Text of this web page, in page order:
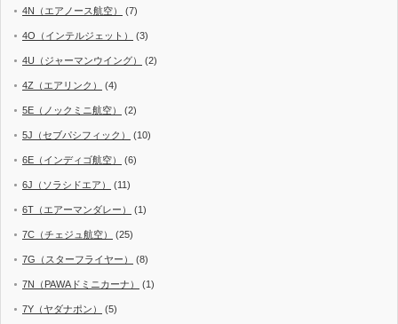
4N（エアノース航空） (7)
4O（インテルジェット） (3)
4U（ジャーマンウイング） (2)
4Z（エアリンク） (4)
5E（ノックミニ航空） (2)
5J（セブパシフィック） (10)
6E（インディゴ航空） (6)
6J（ソラシドエア） (11)
6T（エアーマンダレー） (1)
7C（チェジュ航空） (25)
7G（スターフライヤー） (8)
7N（PAWAドミニカーナ） (1)
7Y（ヤダナポン） (5)